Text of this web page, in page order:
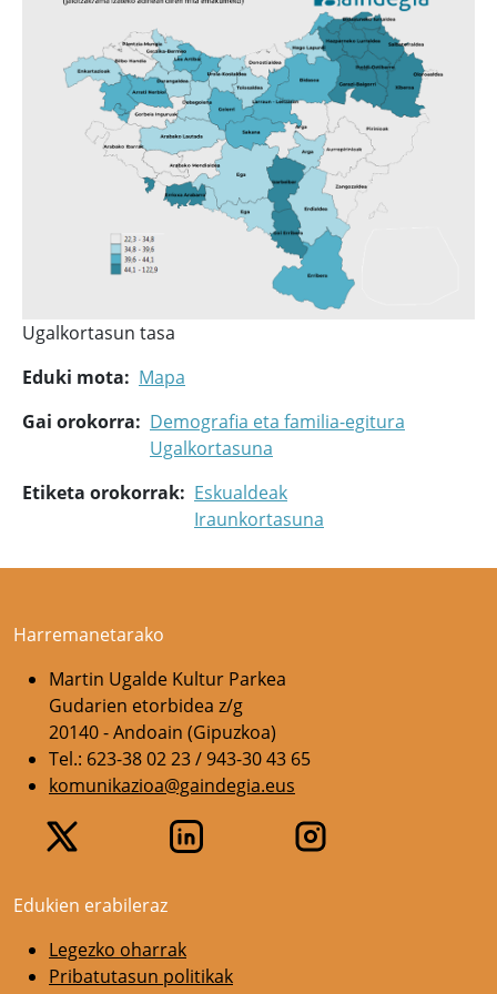
Ugalkortasun tasa
Eduki mota
Mapa
Gai orokorra
Demografia eta familia-egitura
Ugalkortasuna
Etiketa orokorrak
Eskualdeak
Iraunkortasuna
Harremanetarako
Martin Ugalde Kultur Parkea
Gudarien etorbidea z/g
20140 - Andoain (Gipuzkoa)
Tel.: 623-38 02 23 / 943-30 43 65
komunikazioa@gaindegia.eus
Edukien erabileraz
Legezko oharrak
Pribatutasun politikak